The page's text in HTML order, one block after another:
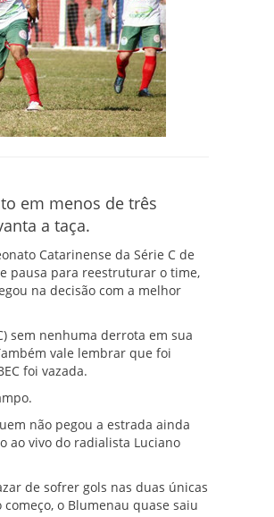
em menos de três
a taça.
Catarinense da Série C de
pausa para reestruturar o time,
na decisão com a melhor
sem nenhuma derrota em sua
vale lembrar que foi
foi vazada.
não pegou a estrada ainda
ao vivo do radialista Luciano
de sofrer gols nas duas únicas
o Blumenau quase saiu